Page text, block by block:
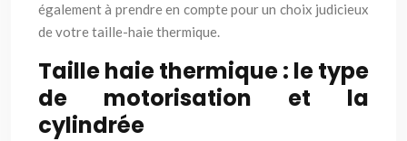
également à prendre en compte pour un choix judicieux
de votre taille-haie thermique.
Taille haie thermique : le type
de motorisation et la
cylindrée